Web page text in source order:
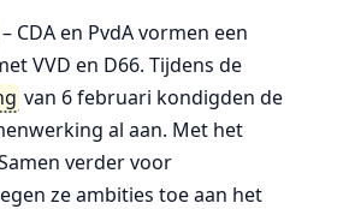
– CDA en PvdA vormen een
VVD en D66. Tijdens de
van 6 februari kondigden de
al aan. Met het
verder voor
ze ambities toe aan het